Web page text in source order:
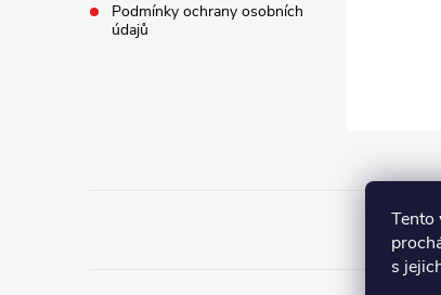
Tento
s
Podmínky ochrany osobních
údajů